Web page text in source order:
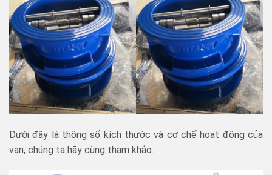
Dưới đây là thông số kích thước và cơ chế hoạt động của
van, chúng ta hãy cùng tham khảo.